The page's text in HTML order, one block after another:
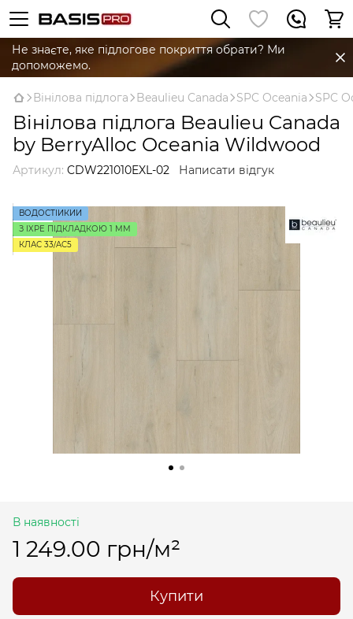
Не знаєте, яке підлогове покриття обрати? Ми
допоможемо.
Вінілова підлога Beaulieu Canada SPC Oceania SPC
Вінілова підлога Beaulieu Canada
by BerryAlloc Oceania Wildwood
Артикул: CDW221010EXL-02 Написати відгук
ВОДОСТІЙКИЙ
З IXPE ПІДКЛАДКОЮ 1 ММ
КЛАС 33/AC5
В наявності
1 249.00 грн/м²
Купити